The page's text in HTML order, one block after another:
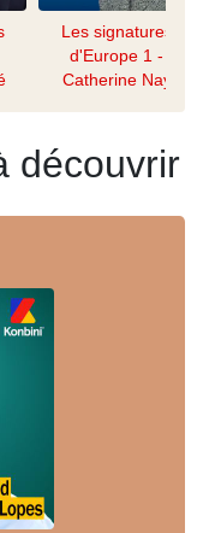
Les signatures
d'Europe 1 -
Catherine Nay
découvrir